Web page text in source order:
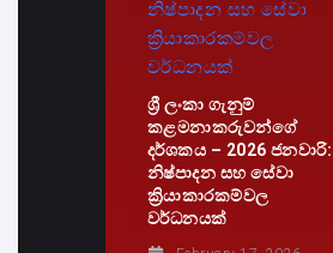
ශ්‍රී ලංකා ගැනුම්
කළමනාකරුවන්ගේ
දර්ශකය – 2026 ජනවාරි:
නිෂ්පාදන සහ සේවා
ක්‍රියාකාරකම්වල
වර්ධනයක්